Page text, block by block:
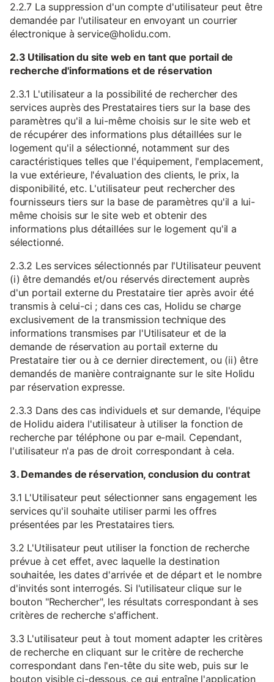
2.2.7 La suppression d'un compte d'utilisateur peut être
demandée par l'utilisateur en envoyant un courrier
électronique à service@holidu.com.
2.3 Utilisation du site web en tant que portail de
recherche d'informations et de réservation
2.3.1 L'utilisateur a la possibilité de rechercher des
services auprès des Prestataires tiers sur la base des
paramètres qu'il a lui-même choisis sur le site web et
de récupérer des informations plus détaillées sur le
logement qu'il a sélectionné, notamment sur des
caractéristiques telles que l'équipement, l'emplacement,
la vue extérieure, l'évaluation des clients, le prix, la
disponibilité, etc. L'utilisateur peut rechercher des
fournisseurs tiers sur la base de paramètres qu'il a lui-
même choisis sur le site web et obtenir des
informations plus détaillées sur le logement qu'il a
sélectionné.
2.3.2 Les services sélectionnés par l'Utilisateur peuvent
(i) être demandés et/ou réservés directement auprès
d'un portail externe du Prestataire tier après avoir été
transmis à celui-ci ; dans ces cas, Holidu se charge
exclusivement de la transmission technique des
informations transmises par l'Utilisateur et de la
demande de réservation au portail externe du
Prestataire tier ou à ce dernier directement, ou (ii) être
demandés de manière contraignante sur le site Holidu
par réservation expresse.
2.3.3 Dans des cas individuels et sur demande, l'équipe
de Holidu aidera l'utilisateur à utiliser la fonction de
recherche par téléphone ou par e-mail. Cependant,
l'utilisateur n'a pas de droit correspondant à cela.
3. Demandes de réservation, conclusion du contrat
3.1 L'Utilisateur peut sélectionner sans engagement les
services qu'il souhaite utiliser parmi les offres
présentées par les Prestataires tiers.
3.2 L'Utilisateur peut utiliser la fonction de recherche
prévue à cet effet, avec laquelle la destination
souhaitée, les dates d'arrivée et de départ et le nombre
d'invités sont interrogés. Si l'utilisateur clique sur le
bouton "Rechercher", les résultats correspondant à ses
critères de recherche s'affichent.
3.3 L'utilisateur peut à tout moment adapter les critères
de recherche en cliquant sur le critère de recherche
correspondant dans l'en-tête du site web, puis sur le
bouton visible ci-dessous, ce qui entraîne l'application